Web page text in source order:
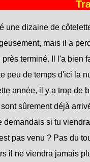
une dizaine de
mais il a
près terminé. Il l'a bien
peu de temps d'ici la
année, il y a trop de
sûrement déjà
demandais si tu
pas venu ? Pas du
il ne viendra jamais